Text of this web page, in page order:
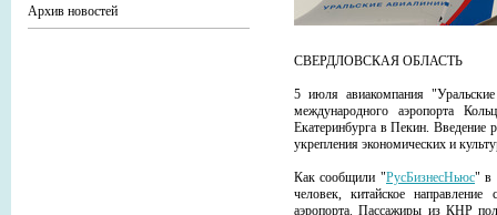
Архив новостей
СВЕРДЛОВСКАЯ ОБЛАСТЬ
5 июля авиакомпания
международного аэропорта
Екатеринбурга в Пекин. Введение
укрепления экономических и
Как сообщили "РусБизнесНьюс" в
человек, китайское
аэропорта. Пассажиры из КНР